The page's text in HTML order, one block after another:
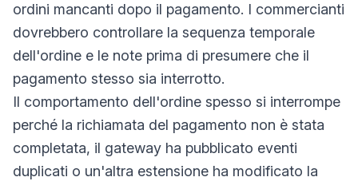
ordini mancanti dopo il pagamento. I commercianti
dovrebbero controllare la sequenza temporale
dell'ordine e le note prima di presumere che il
pagamento stesso sia interrotto.
Il comportamento dell'ordine spesso si interrompe
perché la richiamata del pagamento non è stata
completata, il gateway ha pubblicato eventi
duplicati o un'altra estensione ha modificato la